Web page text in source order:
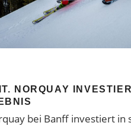
NORQUAY
bei Banff investiert in